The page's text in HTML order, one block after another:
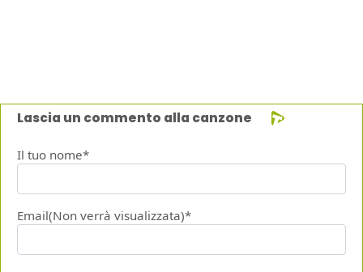
Lascia un commento alla canzone
Il tuo nome*
Email(Non verrà visualizzata)*